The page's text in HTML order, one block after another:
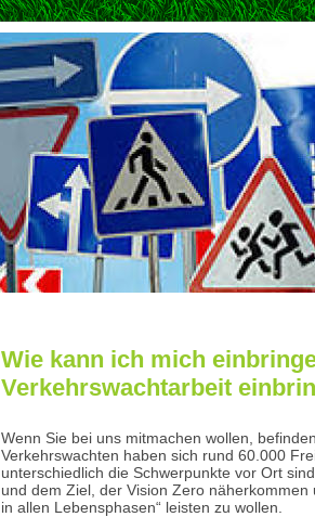
Wie kann ich mich
Verkehrswachtarbeit
Wenn Sie bei uns mitmachen wollen,
Verkehrswachten haben sich rund 60.000
unterschiedlich die Schwerpunkte vor Ort
und dem Ziel, der Vision Zero
in allen Lebensphasen“ leisten zu wollen.